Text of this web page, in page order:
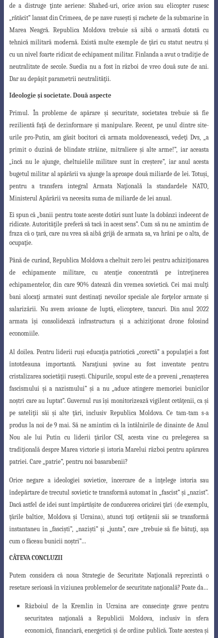
de a distruge ţinte aeriene: Shahed-uri, orice avion sau elicopter rusesc
„rătăcit” lansat din Crimeea , de pe nave ruseşti şi rachete de la submarine în
Marea Neagră. Republica Moldova trebuie să aibă o armată dotată cu
tehnică militară modernă. Există multe exemple de ţări cu statut neutru şi
cu un nivel foarte ridicat de echipament militar. Finlanda a avut o tradiţie de
neutralitate de secole. Suedia nu a fost în război de vreo două sute de ani.
Dar au depăşit parametrii neutralităţii.
Ideologie şi societate. Două aspecte
Primul.
În probleme de apărare şi securitate, societatea trebuie să fie
rezilientă faţă de dezinformare şi manipulare. Recent, pe unul dintre site-
urile pro-Putin, am găsit bocitori că armata moldovenească, vedeţi Dvs, „a
primit o duzină de blindate străine, mitraliere şi alte arme!”, iar aceasta
„încă nu le ajunge, cheltuielile militare sunt în creştere”, iar anul acesta
bugetul militar al apărării va ajunge la aproape două miliarde de lei. Totuşi,
pentru a transfera integral Armata Naţională la standardele NATO,
Ministerul Apărării va necesita suma de miliarde de lei anual.
Ei spun că „banii pentru toate aceste dotări sunt luate la dobânzi indecent de
ridicate. Autorităţile preferă să tacă în acest sens”. Cum să nu ne amintim de
fraza că o ţară, care nu vrea să aibă grijă de armata sa, va hrăni pe o alta, de
ocupaţie.
Până de curând, Republica Moldova a cheltuit zero lei pentru achiziţionarea
de
echipamente militare, cu atenţie concentrată pe întreţinerea
echipamentelor, din care90% datează din vremea sovietică. Cei mai mulţi
bani alocaţi armatei sunt destinaţi nevoilor speciale ale forţelor armate şi
salarizării. Nu avem avioane de luptă, elicoptere , tancuri. Din anul 2022
armata îşi consolidează infrastructura şi a achiziţionat drone folosind
economiile.
Al doilea. Pentru liderii ruşi educaţia patriotică „corectă” a populaţiei a fost
întotdeauna importantă. Naraţiuni şovine au fost inventate pentru
cristalizarea societăţii ruseşti. Chipurile, scopul este de a preveni „renaşterea
fascismului şi a nazismului” şi a nu „aduce atingere memoriei bunicilor
noştri care au luptat”. Guvernul rus îşi monitorizează vigilent cetăţenii, ca şi
pe sateliţii săi şi alte ţări, inclusiv Republica Moldova. Ce tam-tam s-a
produs la noi de 9 mai. Să ne amintim că la întâlnirile de dinainte de Anul
Nou ale lui Putin cu liderii ţărilor CSI, acesta vine cu prelegereasa
tradiţională despre Marea victorie şi istoria Marelui război pentru apărarea
patriei. Care „patrie”, pentru noi basarabenii?
Orice negare a ideologiei sovietice, încercare de a înţelege istoria sau
îndepărtare de trecutul sovietic te transformă automat în „fascist” şi „nazist”.
Dacă astfel de idei sunt împărtăşite de conducerea oricărei ţări (de exemplu,
ţările baltice, Moldova şi Ucraina), atunci toţi cetăţenii săi se transformă
instantaneu în „fascişti”, „nazişti” şi „junta”, care „trebuie să fie bătuţi, aşa
cum o făceau bunicii noştri”…
CÂTEVA CONCLUZII
Putem considera că noua Strategie de Securitate Naţională reprezintă o
resetare serioasă în viziunea problemelor de securitate naţională? Poate da…
Războiul de la Kremlin în Ucraina are consecinţe grave pentru
securitatea naţională a Republicii Moldova, inclusiv în sfera
economică, financiară, energetică şi de ordine publică. Toate acestea şi